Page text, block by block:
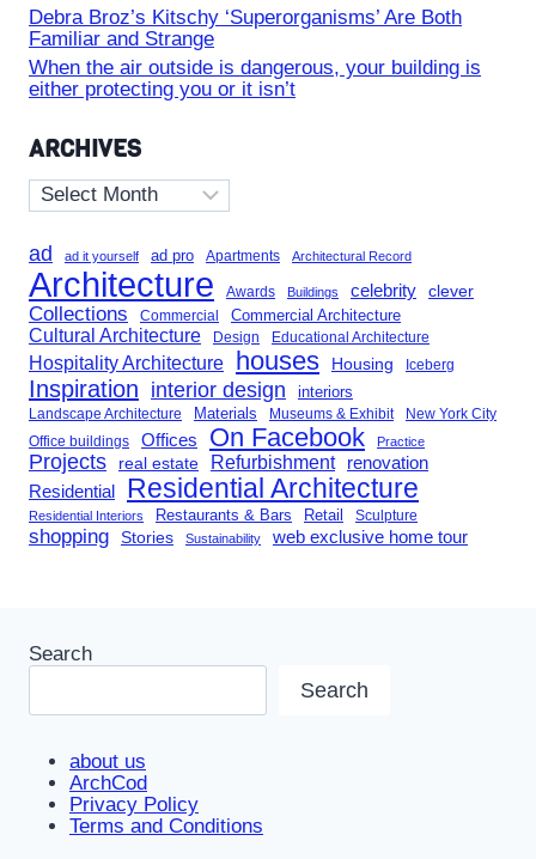
Debra Broz’s Kitschy ‘Superorganisms’ Are Both
Familiar and Strange
When the air outside is dangerous, your building is
either protecting you or it isn’t
ARCHIVES
Archives
ad ad it yourself ad pro Apartments Architectural Record
Architecture Awards Buildings celebrity clever
Collections Commercial Commercial Architecture
Cultural Architecture Design Educational Architecture
Hospitality Architecture houses Housing Iceberg
Inspiration interior design interiors
Landscape Architecture Materials Museums & Exhibit New York City
Office buildings Offices On Facebook Practice
Projects real estate Refurbishment renovation
Residential Residential Architecture
Residential Interiors Restaurants & Bars Retail Sculpture
shopping Stories Sustainability web exclusive home tour
Search
Search
about us
ArchCod
Privacy Policy
Terms and Conditions